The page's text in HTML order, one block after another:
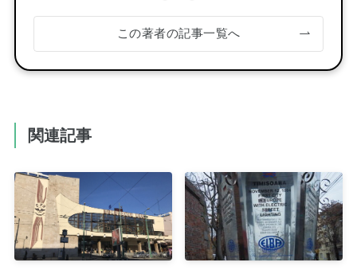
この著者の記事一覧へ
関連記事